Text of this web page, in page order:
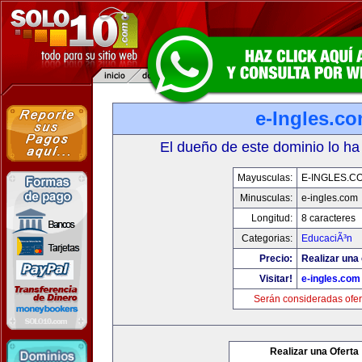
e-
El dueño de este dominio lo
Mayusculas:
E-
Minusculas:
e-ingles.com
Longitud:
8 caracteres
Categorias:
EducaciÃ³n
Precio:
Realizar
Visitar!
e-ingles.com
Serán consideradas
Realizar una Oferta